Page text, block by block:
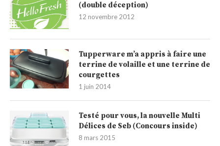
(double déception)
12 novembre 2012
Tupperware m’a appris à faire une
terrine de volaille et une terrine de
courgettes
1 juin 2014
Testé pour vous, la nouvelle Multi
Délices de Seb (Concours inside)
8 mars 2015